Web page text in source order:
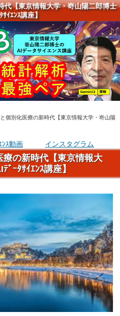
代【東京情報大学・嵜山陽二郎博士
ｻｲｴﾝｽ講座】
個別化医療の新時代【東京情報大学・嵜山陽
ﾝｽ動画 インスタグラム
の新時代【東京情報大
ｰﾀｻｲｴﾝｽ講座】